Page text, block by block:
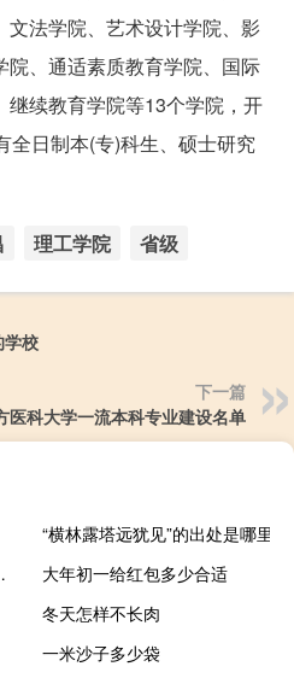
法学院、艺术设计学院、影
、通适素质教育学院、国际
续教育学院等13个学院，开
全日制本(专)科生、硕士研究
理工学院 省级
学校
下一篇
医科大学一流本科专业建设名单
“横林露塔远犹见”的出处是哪里
么迁移）
大年初一给红包多少合适
冬天怎样不长肉
一米沙子多少袋